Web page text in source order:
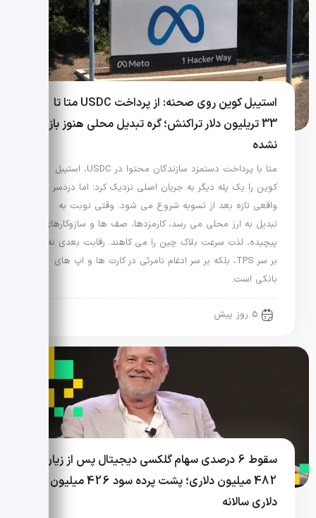
استیبل کوین روی صحنه: از پرداخت USDC متا تا
33 تریلیون دلار تراکنش؛ گره تبدیل محلی هنوز باز
نشده
متا با پرداخت دستمزد سازندگان محتوا در USDC، استیبل
کوین را یک پله دیگر به جریان اصلی نزدیک کرد؛ اما دردسر
واقعی تازه بعد از تسویه شروع می شود. وقتی نوبت به
تبدیل به ارز محلی می رسد، کارمزدها، صف ها و سازوکارهای
پیچیده، لذت سرعت بلاک چین را می کاهند. رقابت بعدی نه
بر سر TPS، بلکه بر سر ادغام نامرئی در کارت ها و اپ های
بانکی است.
5 روز پیش
سقوط 6 درصدی سهام گلکسی دیجیتال پس از زیان
482 میلیون دلاری؛ پشت پرده سود 426 میلیون
دلاری سالانه